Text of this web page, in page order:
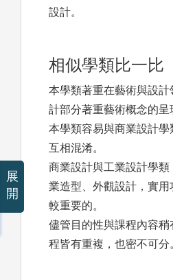
設計。
相似學類比一比
本學類著重在藝術與設
計部分著重藝術概念的呈
本學類容易與商業設計
互相混淆。
商業設計與工業設計學
業造型、外觀設計，實
較重要的。
儘管目的性與課程內容
程皆有重複，也密不可分
展
開